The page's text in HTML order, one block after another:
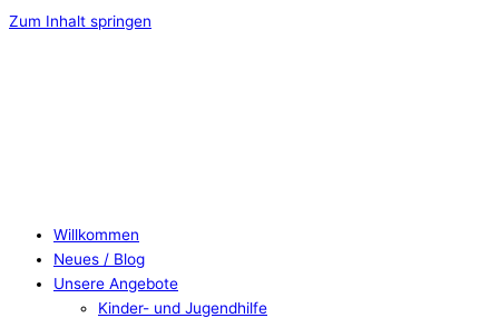
Zum Inhalt springen
Willkommen
Neues / Blog
Unsere Angebote
Kinder- und Jugendhilfe